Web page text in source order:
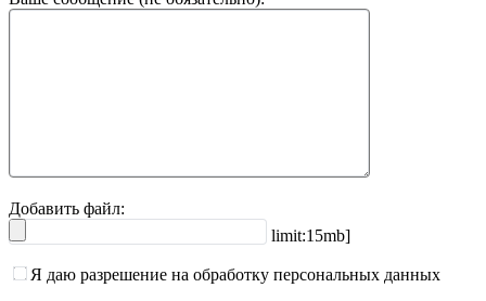
Добавить файл:
limit:15mb]
Я даю разрешение на обработку персональных данных